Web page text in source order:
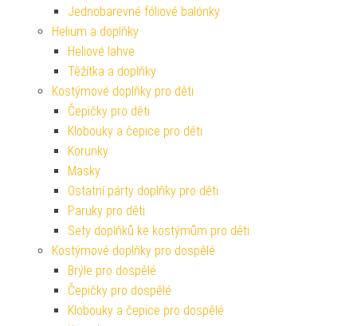
Jednobarevné fóliové balónky
Helium a doplňky
Heliové lahve
Těžítka a doplňky
Kostýmové doplňky pro děti
Čepičky pro děti
Klobouky a čepice pro děti
Korunky
Masky
Ostatní párty doplňky pro děti
Paruky pro děti
Sety doplňků ke kostýmům pro děti
Kostýmové doplňky pro dospělé
Brýle pro dospělé
Čepičky pro dospělé
Klobouky a čepice pro dospělé